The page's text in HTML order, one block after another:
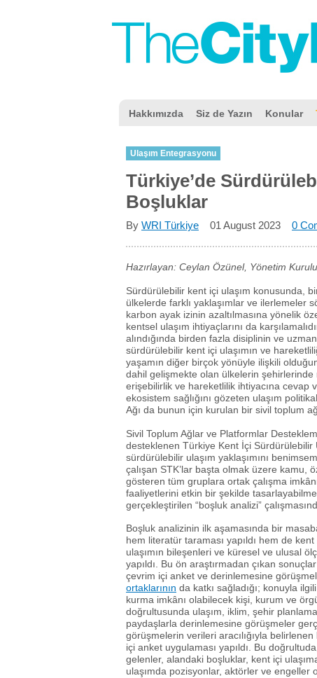
Hakkımızda Siz de Yazın Konular
Ulaşım Entegrasyonu
Türkiye’de
Boşluklar
By WRI Türkiye 01 August 2023 0
Hazırlayan: Ceylan Özünel, Yönetim Kurulu
Sürdürülebilir kent içi ulaşım konusunda,
ülkelerde farklı yaklaşımlar ve ilerlemeler
karbon ayak izinin azaltılmasına yönelik
kentsel ulaşım ihtiyaçlarını da
alındığında birden fazla disiplinin ve
sürdürülebilir kent içi ulaşımın ve
yaşamın diğer birçok yönüyle ilişkili
dahil gelişmekte olan ülkelerin
erişebilirlik ve hareketlilik ihtiyacına cevap
ekosistem sağlığını gözeten ulaşım
Ağı da bunun için kurulan bir sivil toplum
Sivil Toplum Ağlar ve Platformlar
desteklenen Türkiye Kent İçi Sürdürülebilir
sürdürülebilir ulaşım yaklaşımını
çalışan STK’lar başta olmak üzere kamu,
gösteren tüm gruplara ortak çalışma
faaliyetlerini etkin bir şekilde
gerçekleştirilen “boşluk analizi”
Boşluk analizinin ilk aşamasında bir
hem literatür taraması yapıldı hem de
ulaşımın bileşenleri ve küresel ve ulusal
yapıldı. Bu ön araştırmadan çıkan
çevrim içi anket ve derinlemesine
ortaklarının da katkı sağladığı; konuyla
kurma imkânı olabilecek kişi, kurum ve
doğrultusunda ulaşım, iklim, şehir
paydaşlarla derinlemesine görüşmeler
görüşmelerin verileri aracılığıyla
içi anket uygulaması yapıldı. Bu
gelenler, alandaki boşluklar, kent içi
ulaşımda pozisyonlar, aktörler ve engeller